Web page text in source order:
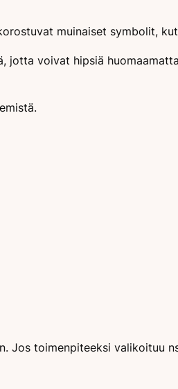
muinaiset symbolit,
jotta voivat hipsiä
Jos toimenpiteeksi valikoituu